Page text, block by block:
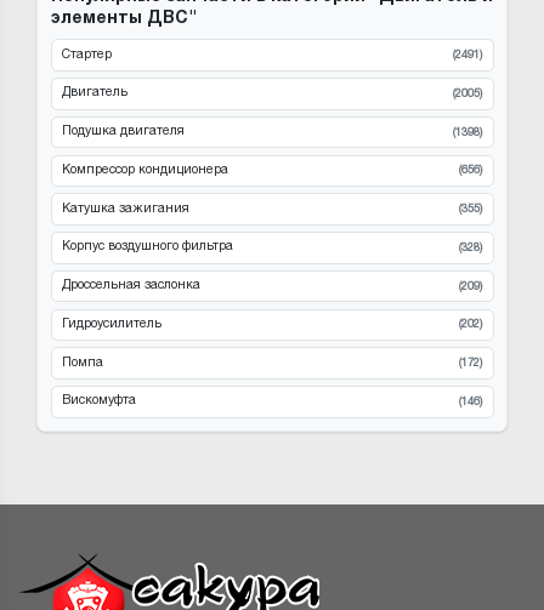
элементы ДВС"
Стартер (2491)
Двигатель (2005)
Подушка двигателя (1398)
Компрессор кондиционера (656)
Катушка зажигания (355)
Корпус воздушного фильтра (328)
Дроссельная заслонка (209)
Гидроусилитель (202)
Помпа (172)
Вискомуфта (146)